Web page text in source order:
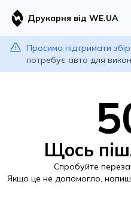
Друкарня від WE.UA
Просимо підтримати збір:
потребує авто для
Щось
Спробуйте
Якщо це не допомогло,